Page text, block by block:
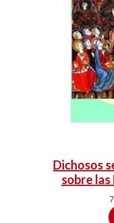
Dichosos
sobre